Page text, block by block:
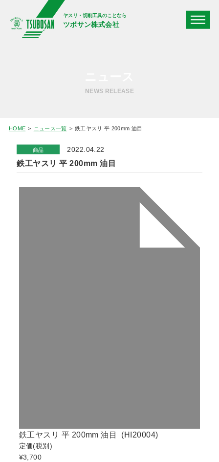
ヤスリ・切削工具のことなら
ツボサン株式会社
NEWS RELEASE
HOME ニュース一覧 鉄工ヤスリ 平 200mm 油目
商品 2022.04.22
鉄工ヤスリ 平 200mm 油目
鉄工ヤスリ 平 200mm 油目 (HI20004)
定価(税別)
¥3,700